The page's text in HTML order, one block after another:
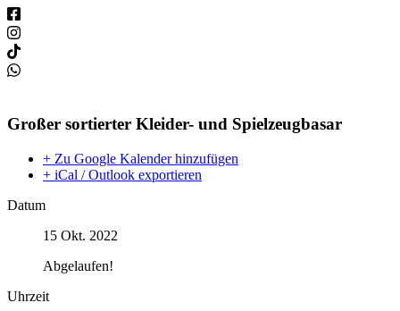
Großer sortierter Kleider- und Spielzeugbasar
+ Zu Google Kalender hinzufügen
+ iCal / Outlook exportieren
Datum
15 Okt. 2022
Abgelaufen!
Uhrzeit